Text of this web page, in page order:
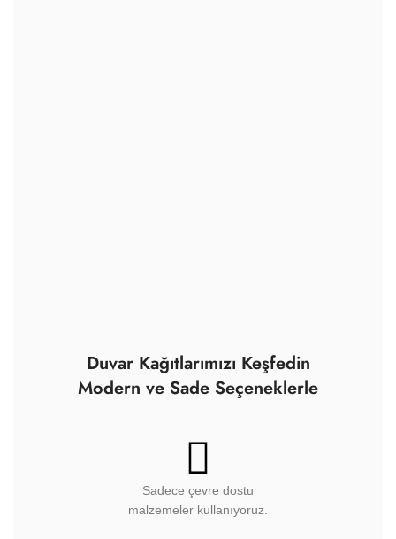
Duvar Kağıtlarımızı Keşfedin
Modern ve Sade Seçeneklerle
Sadece çevre dostu
malzemeler kullanıyoruz.